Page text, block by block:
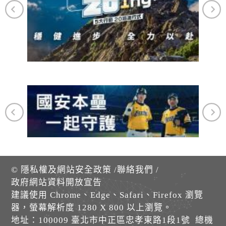
© 隱私權及網站安全政策 /聯絡我們 /
政府網站資料開放宣告
建議使用 Chrome、Edge、Safari、Firefox 瀏覽
器，螢幕解析度 1280 X 800 以上瀏覽。
地址：100009 臺北市中正區忠孝東路1段1號 總機